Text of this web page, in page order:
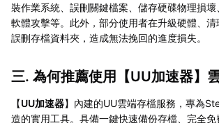
裝作業系統、誤刪關鍵檔案、儲存硬碟物理損
軟體攻擊等。此外，部分使用者在升級硬體、
誤刪存檔資料夾，造成無法挽回的進度損失。
三. 為何推薦使用【UU加速器】
【UU加速器】內建的UU雲端存檔服務，專為
造的實用工具。具備一鍵快速備份存檔、完全